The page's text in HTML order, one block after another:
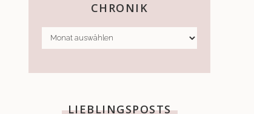
CHRONIK
CHRONIK
LIEBLINGSPOSTS